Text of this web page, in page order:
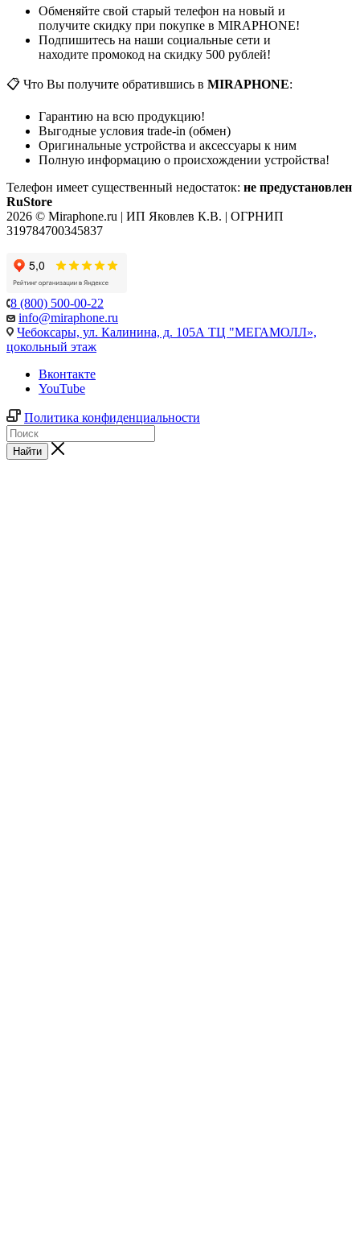
Обменяйте свой старый телефон на новый и
получите скидку при покупке в MIRAPHONE!
Подпишитесь на наши социальные сети и
находите промокод на скидку 500 рублей!
📋 Что Вы получите обратившись в MIRAPHONE:
Гарантию на всю продукцию!
Выгодные условия trade-in (обмен)
Оригинальные устройства и аксессуары к ним
Полную информацию о происхождении устройства!
Телефон имеет существенный недостаток: не предустановлен
RuStore
2026 © Miraphone.ru | ИП Яковлев К.В. | ОГРНИП
319784700345837
8 (800) 500-00-22
info@miraphone.ru
Чебоксары, ул. Калинина, д. 105А ТЦ "МЕГАМОЛЛ»,
цокольный этаж
Вконтакте
YouTube
Политика конфиденциальности
Найти